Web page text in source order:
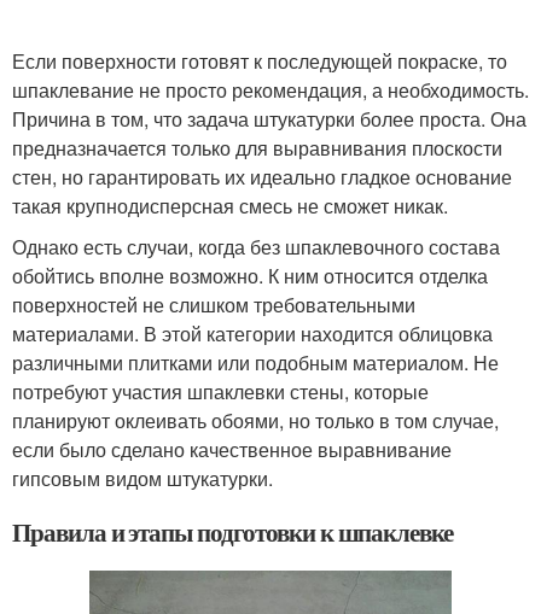
Если поверхности готовят к последующей покраске, то
шпаклевание не просто рекомендация, а необходимость.
Причина в том, что задача штукатурки более проста. Она
предназначается только для выравнивания плоскости
стен, но гарантировать их идеально гладкое основание
такая крупнодисперсная смесь не сможет никак.
Однако есть случаи, когда без шпаклевочного состава
обойтись вполне возможно. К ним относится отделка
поверхностей не слишком требовательными
материалами. В этой категории находится облицовка
различными плитками или подобным материалом. Не
потребуют участия шпаклевки стены, которые
планируют оклеивать обоями, но только в том случае,
если было сделано качественное выравнивание
гипсовым видом штукатурки.
Правила и этапы подготовки к шпаклевке